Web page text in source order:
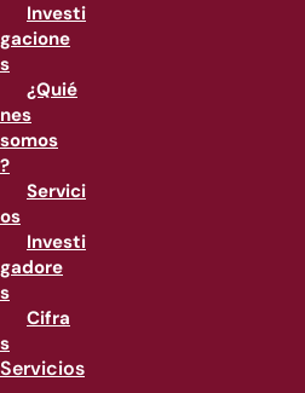
Investi
gacione
s
¿Quié
nes
somos
?
Servici
os
Investi
gadore
s
Cifra
s
Servicios